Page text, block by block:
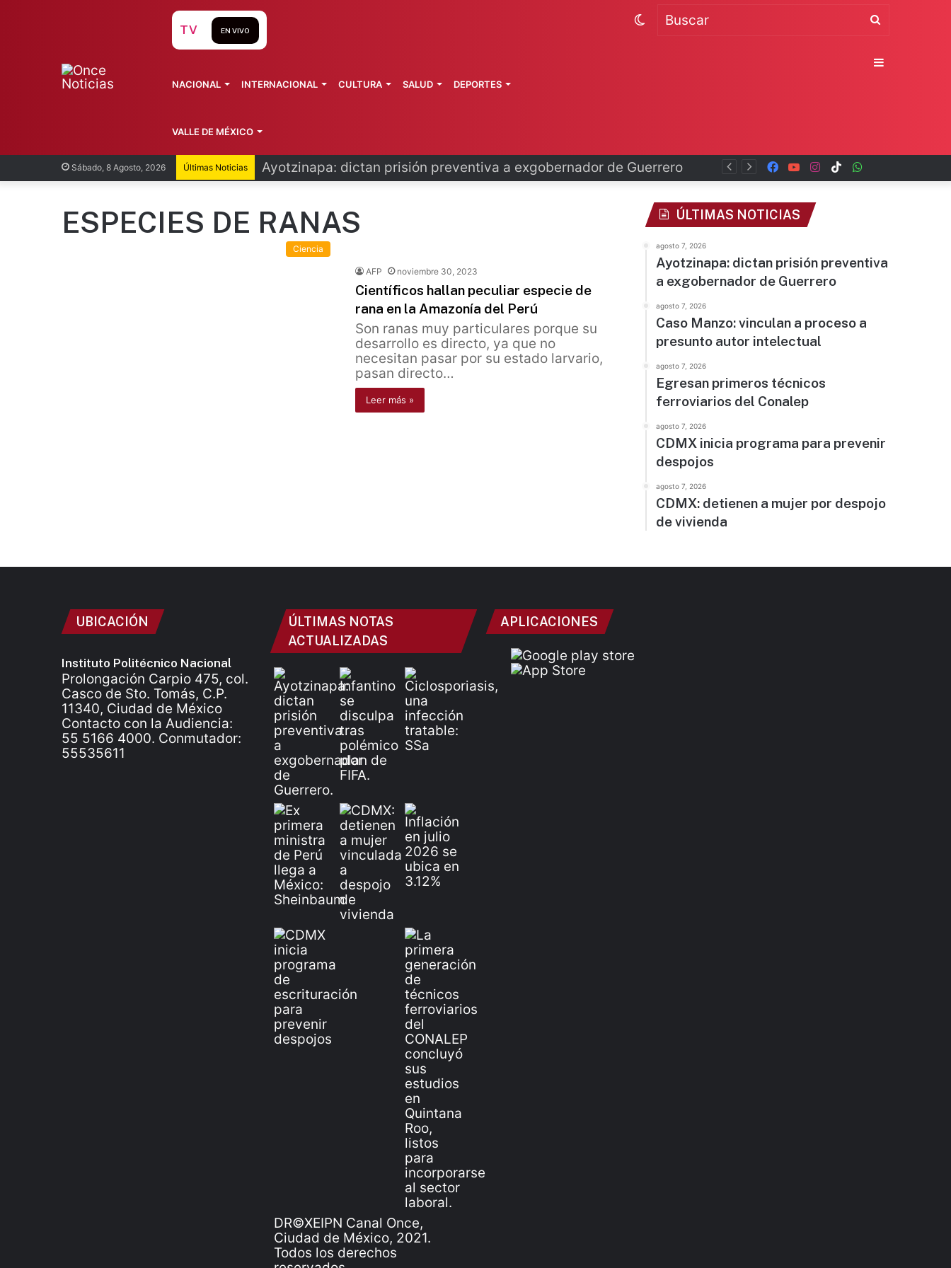
Sábado, 8 Agosto, 2026 Últimas Noticias Ayotzinapa: dictan prisión preventiva a exgobernador de Guerrero TikTok
Instagram
YouTube
Facebook
TV EN VIVO
NACIONAL INTERNACIONAL CULTURA SALUD DEPORTES
VALLE DE MÉXICO
Switch
ESPECIES DE RANAS
Ciencia
AFP noviembre 30, 2023
Científicos hallan peculiar especie de
rana en la Amazonía del Perú
Son ranas muy particulares porque su
desarrollo es directo, ya que no
necesitan pasar por su estado larvario,
pasan directo…
Leer más »
ÚLTIMAS NOTICIAS
agosto 7, 2026
Ayotzinapa: dictan prisión preventiva
a exgobernador de Guerrero
agosto 7, 2026
Caso Manzo: vinculan a proceso a
presunto autor intelectual
agosto 7, 2026
Egresan primeros técnicos
ferroviarios del Conalep
agosto 7, 2026
CDMX inicia programa para prevenir
despojos
agosto 7, 2026
CDMX: detienen a mujer por despojo
de vivienda
UBICACIÓN
Instituto Politécnico Nacional
Prolongación Carpio 475, col.
Casco de Sto. Tomás, C.P.
11340, Ciudad de México
Contacto con la Audiencia:
55 5166 4000. Conmutador:
55535611
ÚLTIMAS NOTAS
ACTUALIZADAS
DR©XEIPN Canal Once,
Ciudad de México, 2021.
Todos los derechos
APLICACIONES